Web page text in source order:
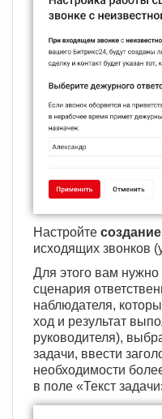
Настройте
исходящих звонков
Для этого вам нужно
сценария
наблюдателя,
ход и результат
руководителя),
задачи, ввести
необходимости
в поле «Текст